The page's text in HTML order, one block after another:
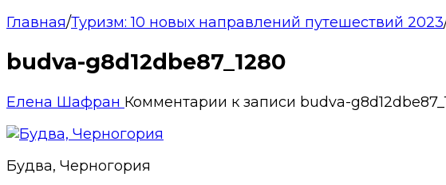
Главная/Туризм: 10 новых направлений путешествий 2023
budva-g8d12dbe87_1280
Елена Шафран Комментарии к записи budva-
Будва, Черногория